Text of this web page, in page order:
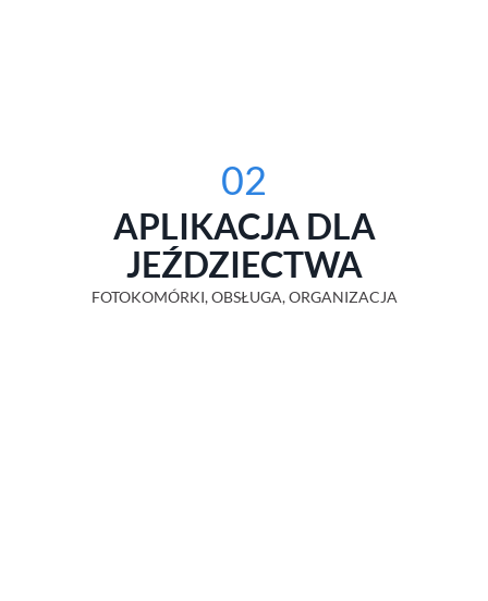
02
APLIKACJA DLA
JEŹDZIECTWA
FOTOKOMÓRKI, OBSŁUGA, ORGANIZACJA